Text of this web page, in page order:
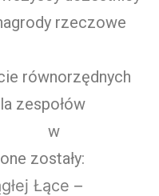
rzeczowe
równorzędnych
zespołów
w
zostały:
Łące –